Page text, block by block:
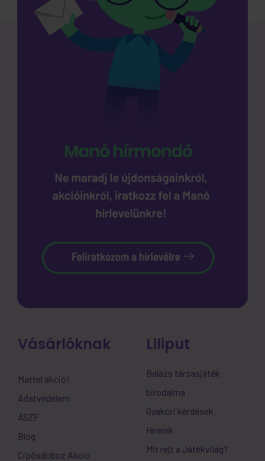
Vásárlóknak
Mattel akció!
Adatvédelem
ÁSZF
Blog
Cipősdoboz Akció
Liliput
Balázs társasjáték
birodalma
Gyakori kérdések
Híreink
Mit rejt a Játékvilág?